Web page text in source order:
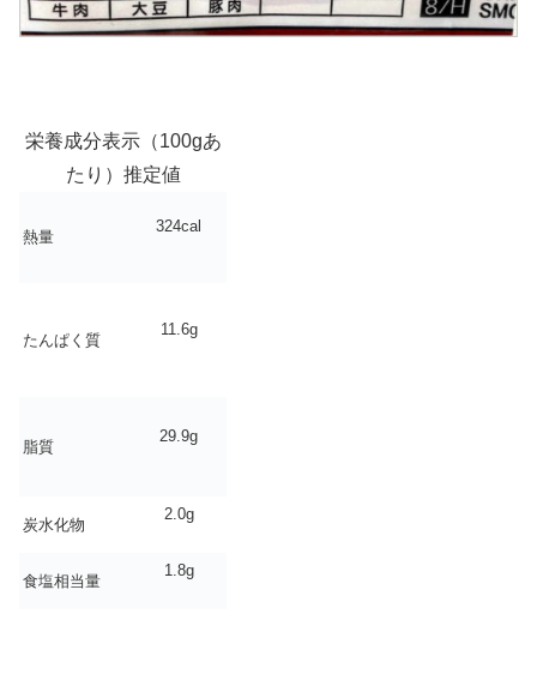
栄養成分表示（100gあ
たり）推定値
熱量
324cal
たんぱく質
11.6g
脂質
29.9g
炭水化物
2.0g
食塩相当量
1.8g